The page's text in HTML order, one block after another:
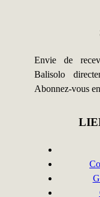
Envie de
Balisolo
Abonnez-vous